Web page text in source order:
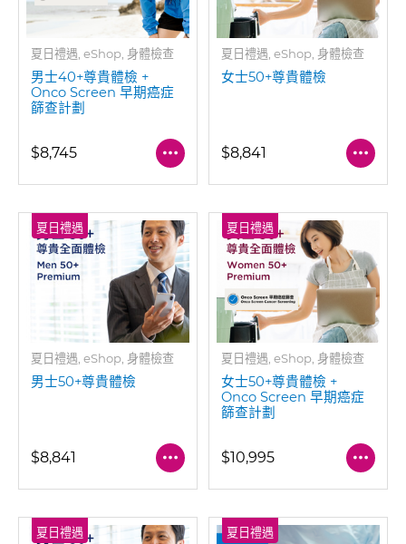
夏日禮遇, eShop, 身體檢查
男士40+尊貴體檢 +
Onco Screen 早期癌症
篩查計劃
$8,745
夏日禮遇, eShop, 身體檢查
女士50+尊貴體檢
$8,841
夏日禮遇
夏日禮遇, eShop, 身體檢查
男士50+尊貴體檢
$8,841
夏日禮遇
夏日禮遇, eShop, 身體檢查
女士50+尊貴體檢 +
Onco Screen 早期癌症
篩查計劃
$10,995
夏日禮遇 夏日禮遇